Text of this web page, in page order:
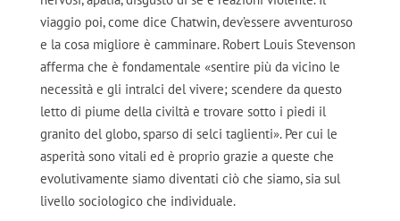
viaggio poi, come dice Chatwin, dev’essere avventuroso
e la cosa migliore è camminare. Robert Louis Stevenson
afferma che è fondamentale «sentire più da vicino le
necessità e gli intralci del vivere; scendere da questo
letto di piume della civiltà e trovare sotto i piedi il
granito del globo, sparso di selci taglienti». Per cui le
asperità sono vitali ed è proprio grazie a queste che
evolutivamente siamo diventati ciò che siamo, sia sul
livello sociologico che individuale.